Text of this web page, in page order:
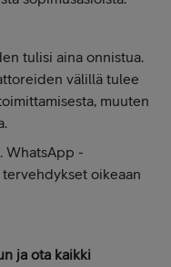
tulisi aina onnistua.
välillä tulee
muuten
WhatsApp -
oikeaan
ja ota kaikki